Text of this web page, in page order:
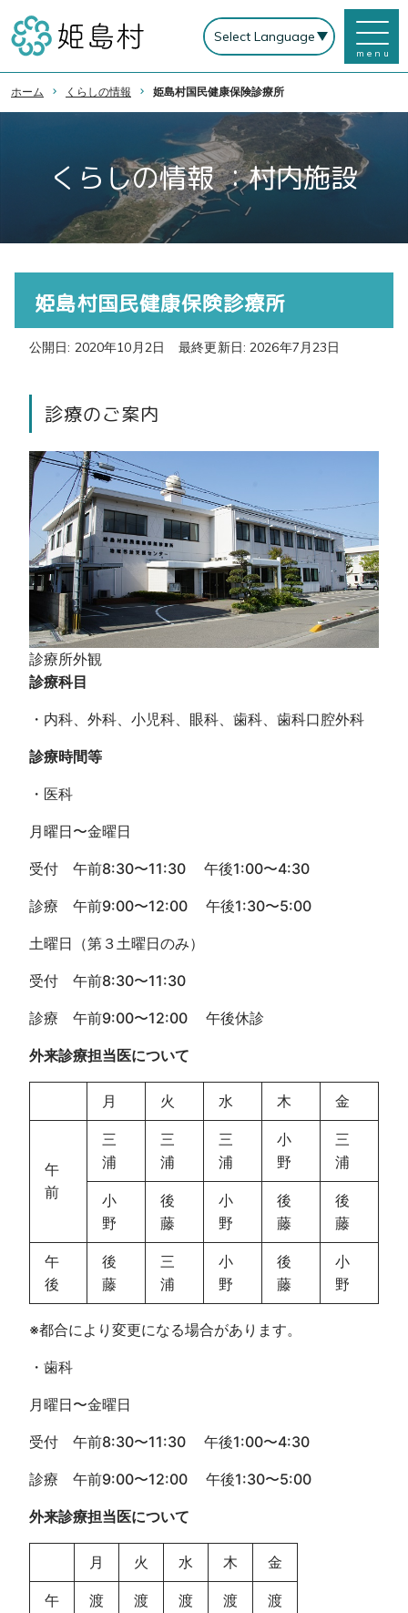
menu
ホーム くらしの情報 姫島村国民健康保険診療所
くらしの情報 ：村内施設
姫島村国民健康保険診療所
公開日: 2020年10月2日 最終更新日: 2026年7月23日
診療のご案内
診療所外観
診療科目
・内科、外科、小児科、眼科、歯科、歯科口腔外科
診療時間等
・医科
月曜日〜金曜日
受付 午前8:30〜11:30 午後1:00〜4:30
診療 午前9:00〜12:00 午後1:30〜5:00
土曜日（第３土曜日のみ）
受付 午前8:30〜11:30
診療 午前9:00〜12:00 午後休診
外来診療担当医について
月 火 水 木 金
午
前
三
浦
三
浦
三
浦
小
野
三
浦
小
野
後
藤
小
野
後
藤
後
藤
午
後
後
藤
三
浦
小
野
後
藤
小
野
※都合により変更になる場合があります。
・歯科
月曜日〜金曜日
受付 午前8:30〜11:30 午後1:00〜4:30
診療 午前9:00〜12:00 午後1:30〜5:00
外来診療担当医について
月 火 水 木 金
午
渡
渡
渡
渡
渡